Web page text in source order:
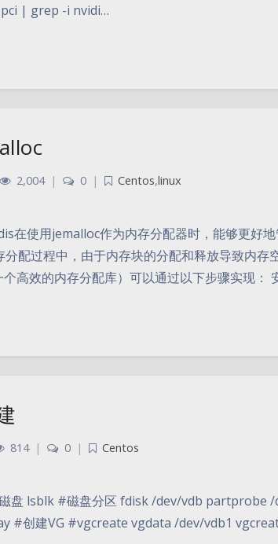
| grep -i nvidi…
2,004 | 0 | Centos,linux
在使用jemalloc作为内存分配器时，能够更好
配过程中，由于内存块的分配和释放导致内存
高效的内存分配库）可以通过以下步骤实现：
814 | 0 |
Centos
盘 lsblk #磁盘分区 fdisk /dev/vdb partprobe
#创建VG #vgcreate vgdata /dev/vdb1